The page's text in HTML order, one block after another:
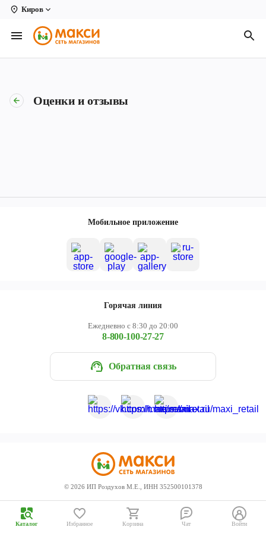
Киров
Вологда
Архангельск
Киров
Новодвинск
Оценки и отзывы
Мобильное приложение
Горячая линия
Ежедневно с 8:30 до 20:00
8-800-100-27-27
Обратная связь
© 2026 ИП Роздухов М.Е., ИНН 352500101378
Каталог Избранное Корзина Чат Войти